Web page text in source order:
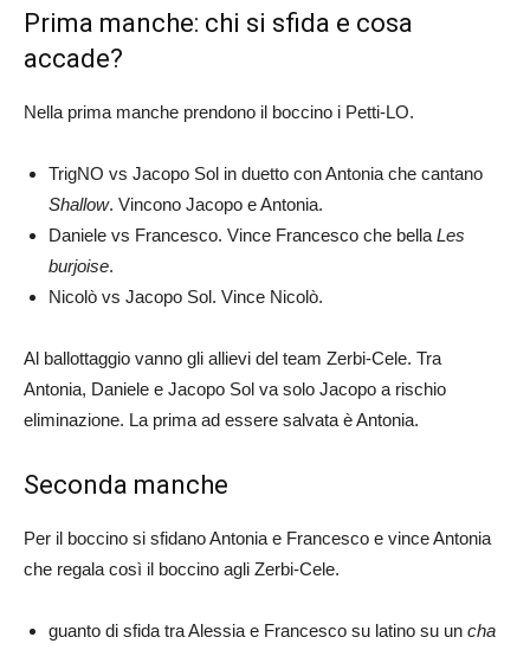
Prima manche: chi si sfida e cosa
accade?
Nella prima manche prendono il boccino i Petti-LO.
TrigNO vs Jacopo Sol in duetto con Antonia che cantano
Shallow. Vincono Jacopo e Antonia.
Daniele vs Francesco. Vince Francesco che bella Les
burjoise.
Nicolò vs Jacopo Sol. Vince Nicolò.
Al ballottaggio vanno gli allievi del team Zerbi-Cele. Tra
Antonia, Daniele e Jacopo Sol va solo Jacopo a rischio
eliminazione. La prima ad essere salvata è Antonia.
Seconda manche
Per il boccino si sfidano Antonia e Francesco e vince Antonia
che regala così il boccino agli Zerbi-Cele.
guanto di sfida tra Alessia e Francesco su latino su un cha